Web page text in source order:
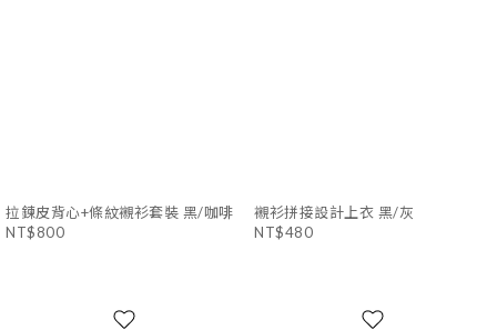
拉鍊皮背心+條紋襯衫套裝 黑/咖啡
NT$800
襯衫拼接設計上衣 黑/灰
NT$480